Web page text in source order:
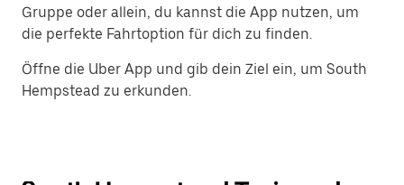
Gruppe oder allein, du kannst die App nutzen, um
die perfekte Fahrtoption für dich zu finden.
Öffne die Uber App und gib dein Ziel ein, um South
Hempstead zu erkunden.